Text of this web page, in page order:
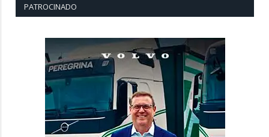
PATROCINADO